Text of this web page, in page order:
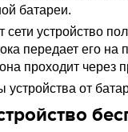
батареи.
сети устройство
передает его
проходит через
устройства от